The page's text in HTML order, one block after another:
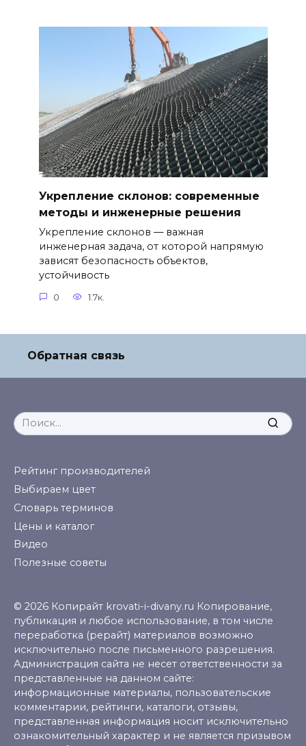
Укрепление склонов: современные
методы и инженерные решения
Укрепление склонов — важная
инженерная задача, от которой напрямую
зависят безопасность объектов,
устойчивость
0 1.7к.
Обратная связь
Search
for:
Рейтинг производителей
Выбираем цвет
Словарь терминов
Цены и каталог
Видео
Полезные советы
© 2026 Копирайт krovati-i-divany.ru Копирование,
публикация и любое использование, в том числе
переработка (рерайт) материалов возможно
исключительно после письменного разрешения.
Администрация сайта не несет ответственности за
представленные на данном сайте:
информационные материалы, пользовательские
комментарии, рейтинги, каталоги, отзывы,
представленная информация носит исключительно
ознакомительный характер и не является призывом